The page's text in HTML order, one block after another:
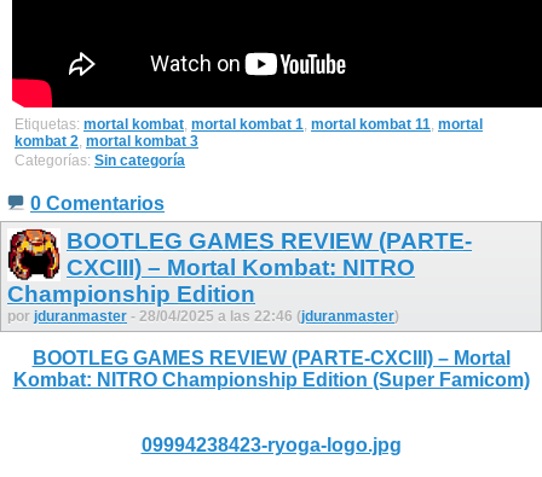
Etiquetas: mortal kombat, mortal kombat 1, mortal kombat 11, mortal
kombat 2, mortal kombat 3
Categorías: Sin categoría
0 Comentarios
BOOTLEG GAMES REVIEW (PARTE-
CXCIII) – Mortal Kombat: NITRO
Championship Edition
por jduranmaster - 28/04/2025 a las 22:46 (jduranmaster)
BOOTLEG GAMES REVIEW (PARTE-CXCIII) – Mortal
Kombat: NITRO Championship Edition (Super Famicom)
09994238423-ryoga-logo.jpg